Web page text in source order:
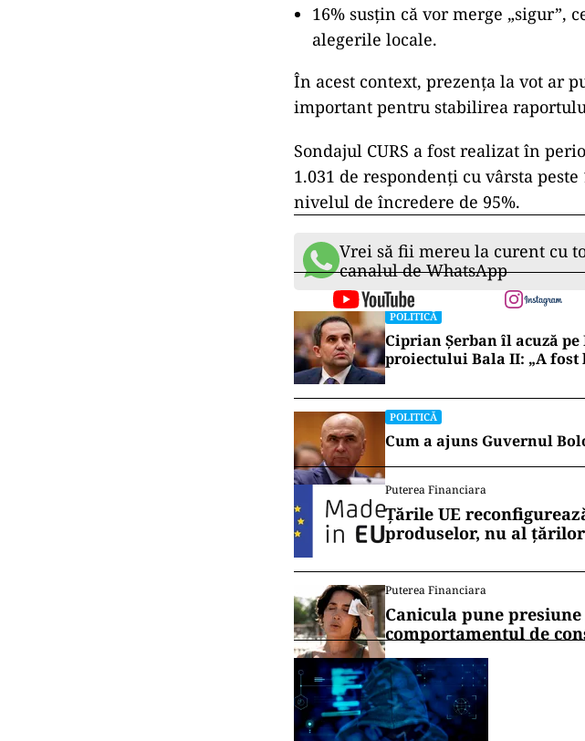
16% susțin că vor merge „sigur”,
alegerile locale.
În acest context, prezența la vot ar
important pentru stabilirea
Sondajul CURS a fost realizat în
1.031 de respondenți cu vârsta
nivelul de încredere de 95%.
Vrei să fii mereu la curent cu
canalul de WhatsApp
POLITICĂ
Ciprian Șerban îl acuză
proiectului Bala II: „A fost
POLITICĂ
Cum a ajuns Guvernul
Puterea Financiara
Țările UE
produselor, nu al țărilor
Puterea Financiara
Canicula pune
comportamentul de